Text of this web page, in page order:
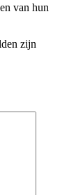
van hun
zijn